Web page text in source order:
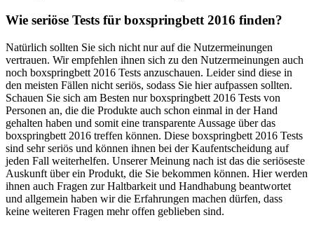
Wie seriöse Tests für boxspringbett 2016 finden?
Natürlich sollten Sie sich nicht nur auf die Nutzermeinungen
vertrauen. Wir empfehlen ihnen sich zu den Nutzermeinungen auch
noch boxspringbett 2016 Tests anzuschauen. Leider sind diese in
den meisten Fällen nicht seriös, sodass Sie hier aufpassen sollten.
Schauen Sie sich am Besten nur boxspringbett 2016 Tests von
Personen an, die die Produkte auch schon einmal in der Hand
gehalten haben und somit eine transparente Aussage über das
boxspringbett 2016 treffen können. Diese boxspringbett 2016 Tests
sind sehr seriös und können ihnen bei der Kaufentscheidung auf
jeden Fall weiterhelfen. Unserer Meinung nach ist das die seriöseste
Auskunft über ein Produkt, die Sie bekommen können. Hier werden
ihnen auch Fragen zur Haltbarkeit und Handhabung beantwortet
und allgemein haben wir die Erfahrungen machen dürfen, dass
keine weiteren Fragen mehr offen geblieben sind.